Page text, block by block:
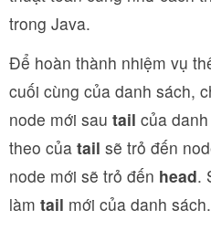
trong Java.
Để hoàn thành nhiệm vụ
cuối cùng của danh sách,
node mới sau tail của
theo của tail sẽ trỏ đến
node mới sẽ trỏ đến head.
làm tail mới của danh sách.